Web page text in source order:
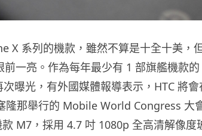
X 系列的機款，雖然不算是十全十美，
一亮。作為每年最少有 1 部旗艦機款的
曝光，有外國媒體報導表示，HTC 將會
隆那舉行的 Mobile World Congress 大
M7，採用 4.7 吋 1080p 全高清解像度